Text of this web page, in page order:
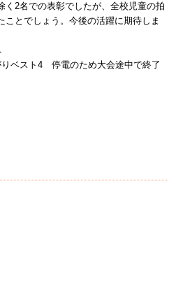
く2名での表彰でしたが、全校児童の拍
とでしょう。今後の活躍に期待しま
ベスト4 停電のため大会途中で終了